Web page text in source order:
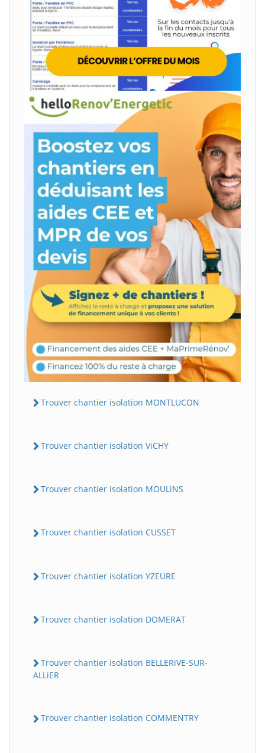
Trouver chantier isolation MONTLUCON
Trouver chantier isolation ViCHY
Trouver chantier isolation MOULiNS
Trouver chantier isolation CUSSET
Trouver chantier isolation YZEURE
Trouver chantier isolation DOMERAT
Trouver chantier isolation BELLERiVE-SUR-
ALLiER
Trouver chantier isolation COMMENTRY